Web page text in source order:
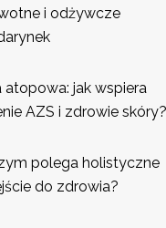
i odżywcze
atopowa: jak wspiera
AZS i zdrowie skóry?
polega holistyczne
do zdrowia?